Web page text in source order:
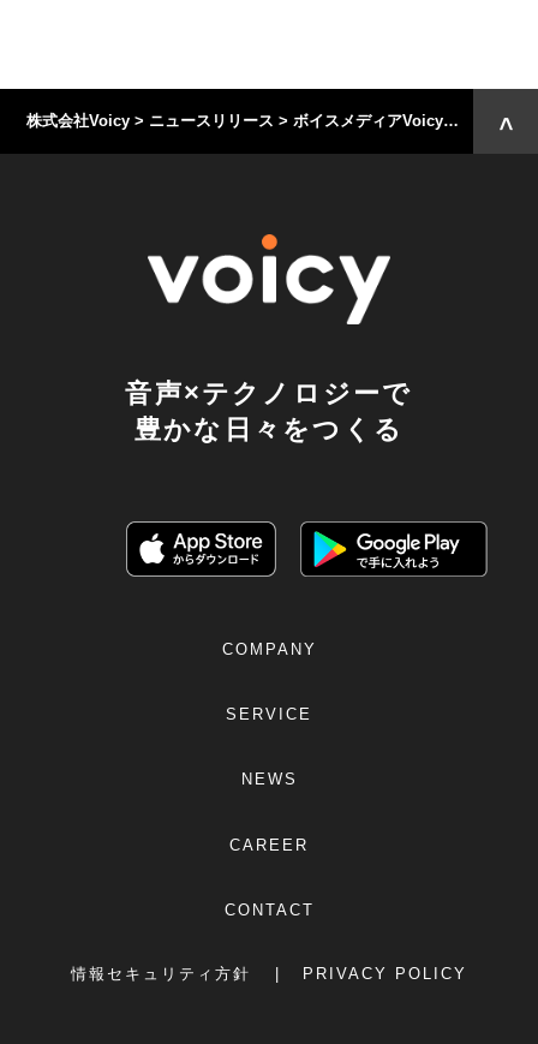
株式会社Voicy > ニュースリリース >ボイスメディアVoicyの「私の履歴書」音声配信、4月は脚本家 橋田壽賀子氏
音声×テクノロジーで
豊かな日々をつくる
COMPANY
SERVICE
NEWS
CAREER
CONTACT
情報セキュリティ方針 PRIVACY POLICY